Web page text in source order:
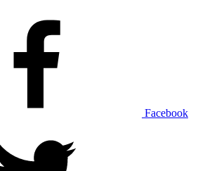
Facebook